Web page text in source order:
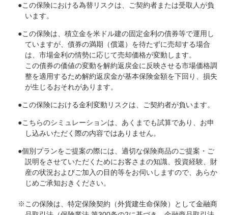
●この保険における為替リスクは、ご契約者または受取人が負
います。
●この保険は、積立金を米ドル建の固定金利の債券等で運用し
ていますが、債券の満期（償還）を待たずに売却する場合
は、市場金利の情勢に応じて売却価格が変動します。
この債券の価値の変動を解約返戻金に反映させる市場価格調
整を適用するため解約返戻金が基本保険金額を下回り、損失
が生じるおそれがあります。
●この保険における金利変動リスクは、ご契約者が負います。
●こちらのシミュレーションは、あくまでも試算であり、お申
し込みいただく際の内容ではありません。
●個別プランをご提案の際には、適切な保険商品のご提案・ご
説明をさせていただくためにお客さまの知識、投資経験、財
産の状況およびご加入の目的等をお伺いしますので、あらか
じめご承知おきください。
※ この保険は、特定保険契約（外貨建生命保険）として金融商